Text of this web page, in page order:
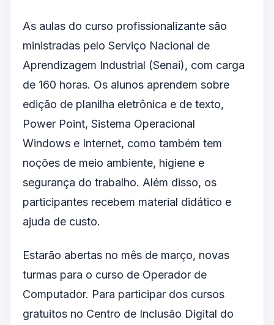
As aulas do curso profissionalizante são
ministradas pelo Serviço Nacional de
Aprendizagem Industrial (Senai), com carga
de 160 horas. Os alunos aprendem sobre
edição de planilha eletrônica e de texto,
Power Point, Sistema Operacional
Windows e Internet, como também tem
noções de meio ambiente, higiene e
segurança do trabalho. Além disso, os
participantes recebem material didático e
ajuda de custo.
Estarão abertas no mês de março, novas
turmas para o curso de Operador de
Computador. Para participar dos cursos
gratuitos no Centro de Inclusão Digital do